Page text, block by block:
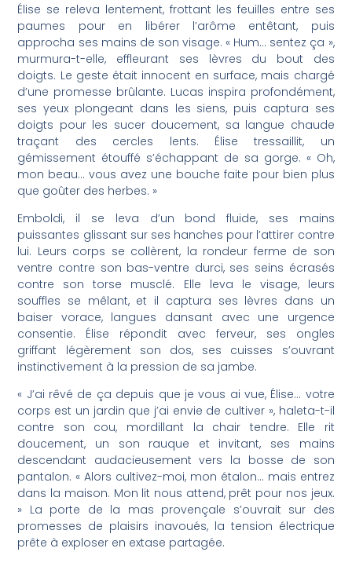
Élise se releva lentement, frottant les feuilles entre ses
paumes pour en libérer l’arôme entêtant, puis
approcha ses mains de son visage. « Hum… sentez ça »,
murmura-t-elle, effleurant ses lèvres du bout des
doigts. Le geste était innocent en surface, mais chargé
d’une promesse brûlante. Lucas inspira profondément,
ses yeux plongeant dans les siens, puis captura ses
doigts pour les sucer doucement, sa langue chaude
traçant des cercles lents. Élise tressaillit, un
gémissement étouffé s’échappant de sa gorge. « Oh,
mon beau… vous avez une bouche faite pour bien plus
que goûter des herbes. »
Emboldi, il se leva d’un bond fluide, ses mains
puissantes glissant sur ses hanches pour l’attirer contre
lui. Leurs corps se collèrent, la rondeur ferme de son
ventre contre son bas-ventre durci, ses seins écrasés
contre son torse musclé. Elle leva le visage, leurs
souffles se mêlant, et il captura ses lèvres dans un
baiser vorace, langues dansant avec une urgence
consentie. Élise répondit avec ferveur, ses ongles
griffant légèrement son dos, ses cuisses s’ouvrant
instinctivement à la pression de sa jambe.
« J’ai rêvé de ça depuis que je vous ai vue, Élise… votre
corps est un jardin que j’ai envie de cultiver », haleta-t-il
contre son cou, mordillant la chair tendre. Elle rit
doucement, un son rauque et invitant, ses mains
descendant audacieusement vers la bosse de son
pantalon. « Alors cultivez-moi, mon étalon… mais entrez
dans la maison. Mon lit nous attend, prêt pour nos jeux.
» La porte de la mas provençale s’ouvrait sur des
promesses de plaisirs inavoués, la tension électrique
prête à exploser en extase partagée.